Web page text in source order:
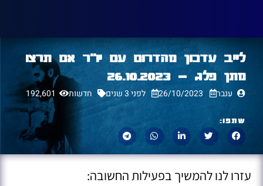
לייב עדכון מהדרום עם יו"ר אם תרצו
מתן פלג – 26.10.2023
ענבר 26/10/2023 לפני 3 שנים חדשות 192,601
שתפו:
עזרו לנו להמשיך בפעילות החשובה: